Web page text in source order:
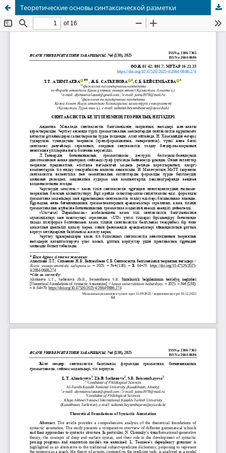
Теоретические основы синтаксической разметки